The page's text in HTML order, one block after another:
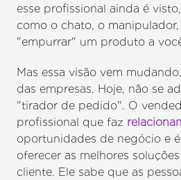
esse profissional ainda é
como o chato, o
"empurrar" um produto a
Mas essa visão vem
das empresas. Hoje, não se
"tirador de pedido". O
profissional que faz
oportunidades de negócio e
oferecer as melhores
cliente. Ele sabe que as